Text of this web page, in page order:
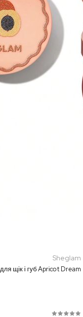
Sheglam
для щік і губ Apricot